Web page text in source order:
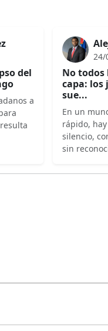
del
a
24/
No todos
capa: los
sue...
En un
rápido,
silencio,
sin